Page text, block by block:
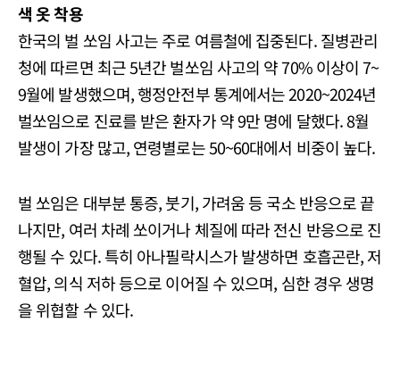
색 옷 착용
한국의 벌 쏘임 사고는 주로 여름철에 집중된다. 질병관리
청에 따르면 최근 5년간 벌쏘임 사고의 약 70% 이상이 7~
9월에 발생했으며, 행정안전부 통계에서는 2020~2024년
벌쏘임으로 진료를 받은 환자가 약 9만 명에 달했다. 8월
발생이 가장 많고, 연령별로는 50~60대에서 비중이 높다.
벌 쏘임은 대부분 통증, 붓기, 가려움 등 국소 반응으로 끝
나지만, 여러 차례 쏘이거나 체질에 따라 전신 반응으로 진
행될 수 있다. 특히 아나필락시스가 발생하면 호흡곤란, 저
혈압, 의식 저하 등으로 이어질 수 있으며, 심한 경우 생명
을 위협할 수 있다.